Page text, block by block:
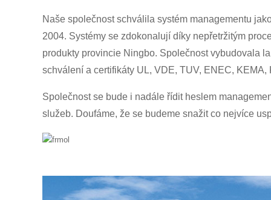
Naše společnost schválila systém managementu
2004. Systémy se zdokonalují díky nepřetržitým
produkty provincie Ningbo. Společnost vybudovala
schválení a certifikáty UL, VDE, TUV, ENEC,
Společnost se bude i nadále řídit heslem
služeb. Doufáme, že se budeme snažit co nejvíce